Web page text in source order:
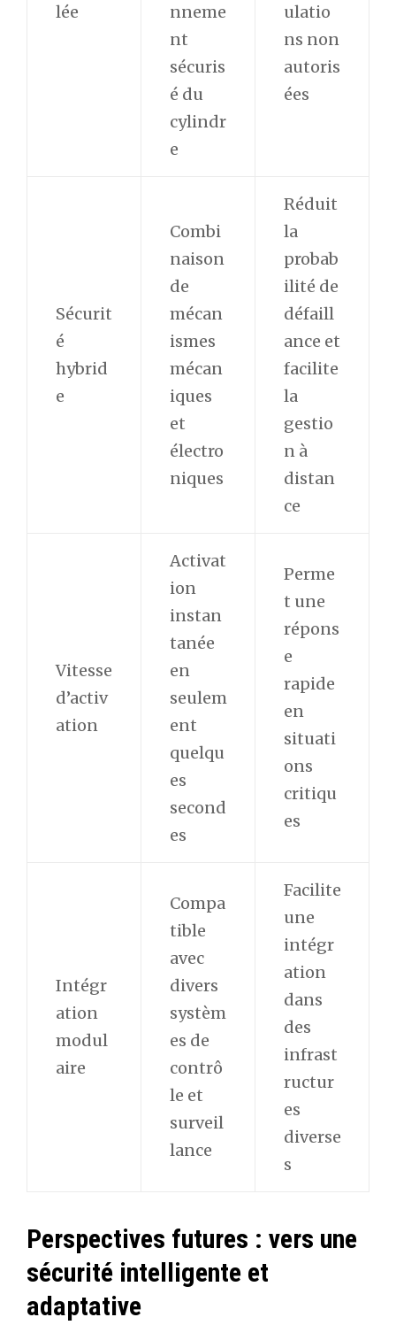
lée
nneme
nt
sécuris
é du
cylindr
e
ulatio
ns non
autoris
ées
Sécurit
é
hybrid
e
Combi
naison
de
mécan
ismes
mécan
iques
et
électro
niques
Réduit
la
probab
ilité de
défaill
ance et
facilite
la
gestio
n à
distan
ce
Vitesse
d’activ
ation
Activat
ion
instan
tanée
en
seulem
ent
quelqu
es
second
es
Perme
t une
répons
e
rapide
en
situati
ons
critiqu
es
Intégr
ation
modul
aire
Compa
tible
avec
divers
systèm
es de
contrô
le et
surveil
lance
Facilite
une
intégr
ation
dans
des
infrast
ructur
es
diverse
s
Perspectives futures : vers une
sécurité intelligente et
adaptative